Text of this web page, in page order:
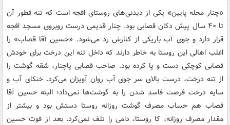
«چنار محله پایین» یکی از دیدنی‌های روستای افجه است که تنه قطور آن
تا ۴۰ سال پیش دکان قصابی بود. چنار قدیمی درست روبروی مسجد افجه
قرار دارد و جوی آب باریکی از کنارش رد می‌شود. «حسین آقا قصاب» را
اغلب اهالی این روستا به خاطر دارند که داخل تنه این درخت برای خودش
قصابی کوچکی دست و پا کرده بود. صاحب قصابی پاچنار، شقه گوشت را
از تنه درخت، درست بالای سر جوی آب روان آویزان می‌کرد. خنکای آب و
سایه درخت فرصت فاسد شدن را به گوشت‌ها نمی‌داد؛ البته حسین آقا
قصاب هم حساب مصرف گوشت روزانه روستا دستش بود و بیشتر از
مقدار مصرف روزانه، کا روستا، دامی را تلف نمی‌کرد. بعد از فوت حسین